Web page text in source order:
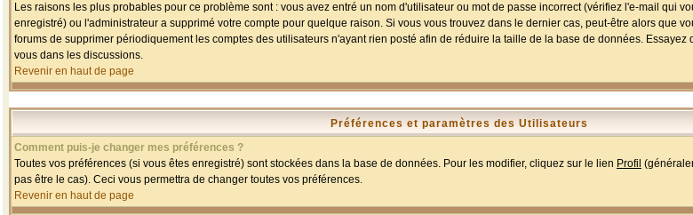
Les raisons les plus probables pour ce problème sont : vous avez entré un nom d'utilisateur ou mot de passe incorrect (vérifiez l'e-mail qui
enregistré) ou l'administrateur a supprimé votre compte pour quelque raison. Si vous vous trouvez dans le dernier cas, peut-être alors que
forums de supprimer périodiquement les comptes des utilisateurs n'ayant rien posté afin de réduire la taille de la base de données.
vous dans les discussions.
Revenir en haut de page
Préférences et paramètres des Utilisateurs
Comment puis-je changer mes préférences ?
Toutes vos préférences (si vous êtes enregistré) sont stockées dans la base de données. Pour les modifier, cliquez sur le lien Profil
pas être le cas). Ceci vous permettra de changer toutes vos préférences.
Revenir en haut de page